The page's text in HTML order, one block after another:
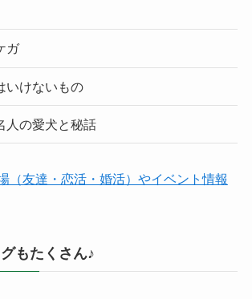
ガ
いけないもの
人の愛犬と秘話
（友達・恋活・婚活）やイベント情報
もたくさん♪